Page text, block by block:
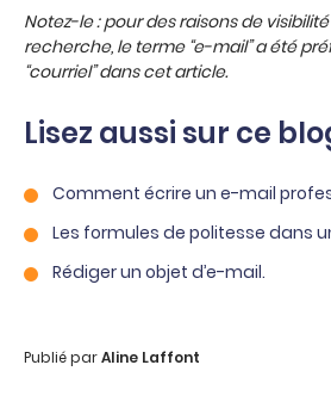
Notez-le : pour des raisons de
recherche, le terme “e-mail” a été
“courriel” dans cet article.
Lisez aussi sur ce
Comment écrire un e-mail
Les formules de politesse dans
Rédiger un objet d’e-mail.
Publié parAline Laffont